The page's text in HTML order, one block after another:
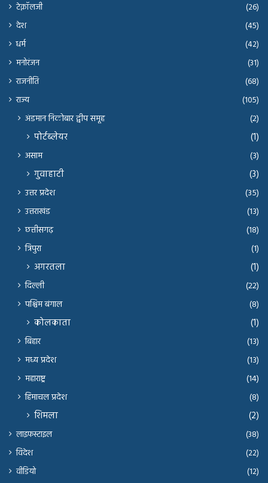
टेक्नॉलजी
(26)
देश
(45)
धर्म
(42)
मनोरंजन
(31)
राजनीति
(68)
राज्य
(105)
अंडमान निकोबार द्वीप समूह (2)
पोर्टब्लेयर (1)
असाम (3)
गुवाहाटी (3)
उत्तर प्रदेश
(35)
उत्तराखंड
(13)
छत्तीसगढ़
(18)
त्रिपुरा
(1)
अगरतला (1)
दिल्ली
(22)
पश्चिम बंगाल
(8)
कोलकाता (1)
बिहार
(13)
मध्य प्रदेश
(13)
महाराष्ट्र
(14)
हिमाचल प्रदेश
(8)
शिमला (2)
लाइफस्टाइल
(38)
विदेश
(22)
वीडियो
(12)